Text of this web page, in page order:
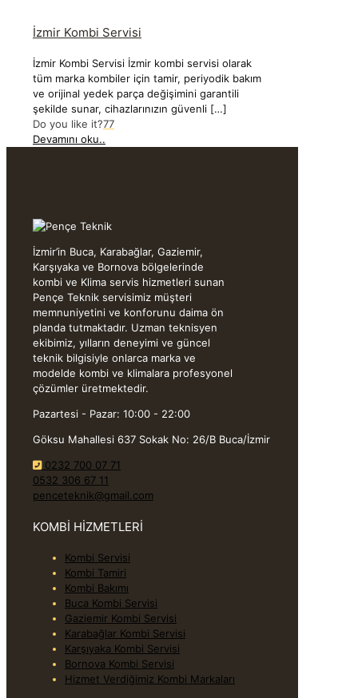
İzmir Kombi Servisi
İzmir Kombi Servisi İzmir kombi servisi olarak
tüm marka kombiler için tamir, periyodik bakım
ve orijinal yedek parça değişimini garantili
şekilde sunar, cihazlarınızın güvenli […]
Do you like it?77
Devamını oku..
İzmir’in Buca, Karabağlar, Gaziemir,
Karşıyaka ve Bornova bölgelerinde
kombi ve Klima servis hizmetleri sunan
Pençe Teknik servisimiz müşteri
memnuniyetini ve konforunu daima ön
planda tutmaktadır. Uzman teknisyen
ekibimiz, yılların deneyimi ve güncel
teknik bilgisiyle onlarca marka ve
modelde kombi ve klimalara profesyonel
çözümler üretmektedir.
Pazartesi - Pazar: 10:00 - 22:00
Göksu Mahallesi 637 Sokak No: 26/B Buca/İzmir
0232 700 07 71
0532 306 67 11
penceteknik@gmail.com
KOMBİ HİZMETLERİ
Kombi Servisi
Kombi Tamiri
Kombi Bakımı
Buca Kombi Servisi
Gaziemir Kombi Servisi
Karabağlar Kombi Servisi
Karşıyaka Kombi Servisi
Bornova Kombi Servisi
Hizmet Verdiğimiz Kombi Markaları